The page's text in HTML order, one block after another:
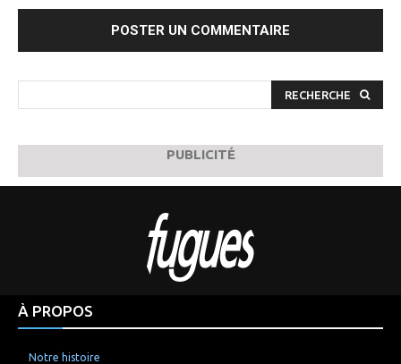
RECHERCHE
PUBLICITÉ
À PROPOS
Notre histoire